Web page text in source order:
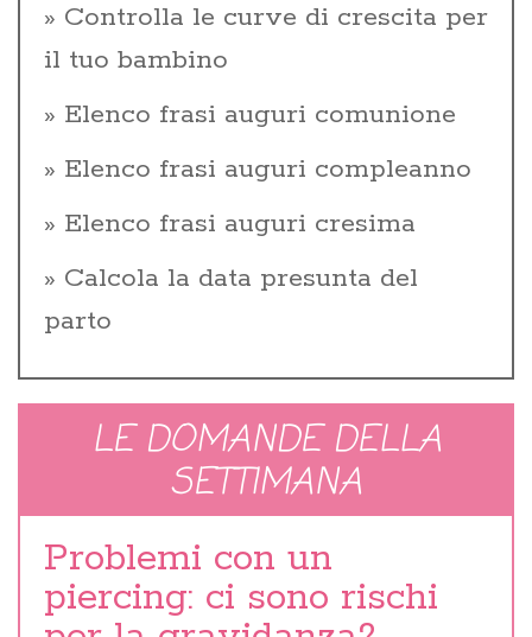
Controlla le curve di crescita per
il tuo bambino
Elenco frasi auguri comunione
Elenco frasi auguri compleanno
Elenco frasi auguri cresima
Calcola la data presunta del
parto
LE DOMANDE DELLA
SETTIMANA
Problemi con un
piercing: ci sono rischi